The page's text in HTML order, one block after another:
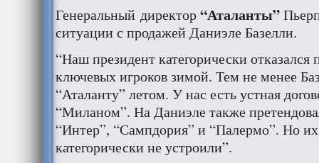
Генеральный директор“Аталанты”
ситуации с продажей Даниэле Базелли.
“Наш президент категорически отказался
ключевых игроков зимой. Тем не менее
“Аталанту” летом. У нас есть устная
“Миланом”. На Даниэле также
“Интер”, “Сампдория” и “Палермо”. Но
категорически не устроили”.